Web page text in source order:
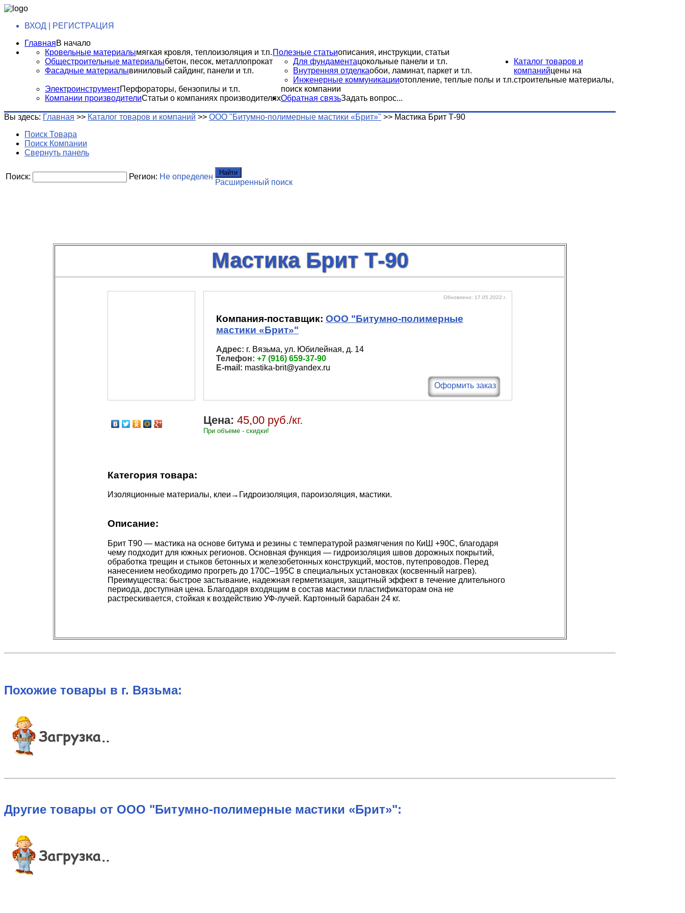
ВХОД | РЕГИСТРАЦИЯ
ГлавнаяВ начало
Полезные статьиописания, инструкции, статьи
Кровельные материалымягкая кровля, теплоизоляция и т.п.
Общестроительные материалыбетон, песок, металлопрокат
Фасадные материалывиниловый сайдинг, панели и т.п.
Для фундаментацокольные панели и т.п.
Внутренняя отделкаобои, ламинат, паркет и т.п.
Инженерные коммуникацииотопление, теплые полы и т.п.
ЭлектроинструментПерфораторы, бензопилы и т.п.
Компании производителиСтатьи о компаниях производителях
Каталог товаров и
компанийцены на
строительные материалы,
поиск компании
Обратная связьЗадать вопрос...
Вы здесь: Главная >> Каталог товаров и компаний >> ООО "Битумно-полимерные мастики «Брит»" >> Мастика Брит Т-90
Поиск Товара
Поиск Компании
Свернуть панель
Поиск: Регион: Не определен Найти
Расширенный поиск
Мастика Брит Т-90
Обновлено: 17.05.2022 г.
Компания-поставщик: ООО "Битумно-полимерные
мастики «Брит»"
Адрес: г. Вязьма, ул. Юбилейная, д. 14
Телефон: +7 (916) 659-37-90
E-mail: mastika-brit@yandex.ru
Оформить заказ
Цена: 45,00 руб./кг.
При объеме - скидки!
Категория товара:
Изоляционные материалы, клеи → Гидроизоляция, пароизоляция, мастики.
Описание:
Брит Т90 — мастика на основе битума и резины с температурой размягчения по КиШ +90С, благодаря
чему подходит для южных регионов. Основная функция — гидроизоляция швов дорожных покрытий,
обработка трещин и стыков бетонных и железобетонных конструкций, мостов, путепроводов. Перед
нанесением необходимо прогреть до 170С–195С в специальных установках (косвенный нагрев).
Преимущества: быстрое застывание, надежная герметизация, защитный эффект в течение длительного
периода, доступная цена. Благодаря входящим в состав мастики пластификаторам она не
растрескивается, стойкая к воздействию УФ-лучей. Картонный барабан 24 кг.
Похожие товары в г. Вязьма:
Другие товары от ООО "Битумно-полимерные мастики «Брит»":